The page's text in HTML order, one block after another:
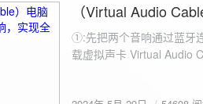
2024-5-29
（Virtual Audio
①:先把两个音响通过蓝牙
载虚拟声卡 Virtual Audio